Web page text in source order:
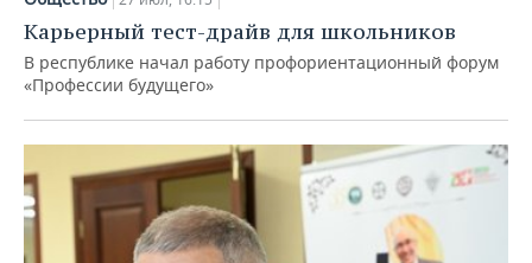
Карьерный тест-драйв для школьников
В республике начал работу профориентационный форум
«Профессии будущего»